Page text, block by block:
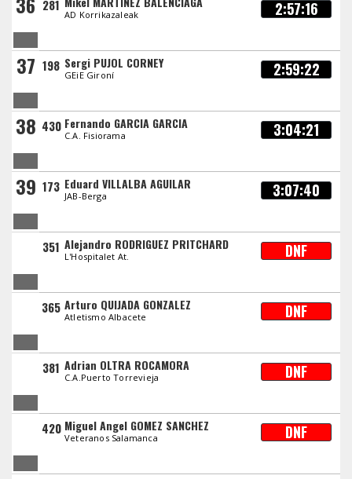
281
AD Korrikazaleak 2:57:16
37 198 Sergi PUJOL CORNEY
GEiE Gironí 2:59:22
38 430 Fernando GARCIA GARCIA
C.A. Fisiorama 3:04:21
39 173 Eduard VILLALBA AGUILAR
JAB-Berga 3:07:40
351 Alejandro RODRIGUEZ PRITCHARD
L'Hospitalet At. DNF
365 Arturo QUIJADA GONZALEZ
Atletismo Albacete DNF
381 Adrian OLTRA ROCAMORA
C.A.Puerto Torrevieja DNF
420 Miguel Angel GOMEZ SANCHEZ
Veteranos Salamanca DNF